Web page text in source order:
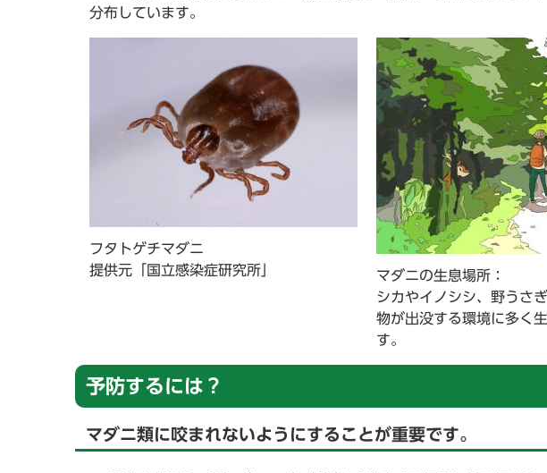
分布しています。
フタトゲチマダニ
提供元「国立感染症研究所」
マダニの生息場所：
シカやイノシシ、野うさ
物が出没する環境に多く
す。
予防するには？
マダニ類に咬まれないようにすることが重要です。